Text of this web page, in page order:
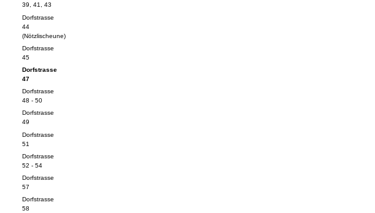
39, 41, 43
Dorfstrasse
44
(Nötzlischeune)
Dorfstrasse
45
Dorfstrasse
47
Dorfstrasse
48 - 50
Dorfstrasse
49
Dorfstrasse
51
Dorfstrasse
52 - 54
Dorfstrasse
57
Dorfstrasse
58